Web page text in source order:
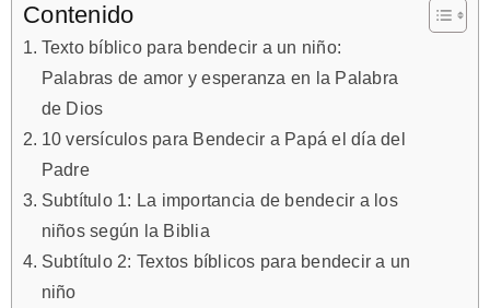
Contenido
Texto bíblico para bendecir a un niño:
Palabras de amor y esperanza en la Palabra
de Dios
10 versículos para Bendecir a Papá el día del
Padre
Subtítulo 1: La importancia de bendecir a los
niños según la Biblia
Subtítulo 2: Textos bíblicos para bendecir a un
niño